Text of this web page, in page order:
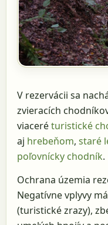
V rezervácii sa
zvieracích
viaceréturistické
aj hrebeňom, staré
poľovnícky chodník.
Ochrana územia
Negatívne vplyvy
(turistické zrazy),